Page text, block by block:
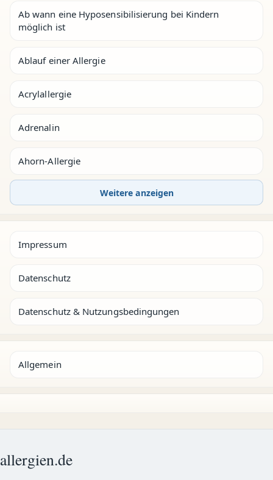
Ab wann eine Hyposensibilisierung bei Kindern
möglich ist
Ablauf einer Allergie
Acrylallergie
Adrenalin
Ahorn-Allergie
Weitere anzeigen
Impressum
Datenschutz
Datenschutz & Nutzungsbedingungen
Allgemein
allergien.de